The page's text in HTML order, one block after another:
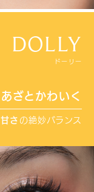
DOLLY
ドーリー
あざとかわいく
甘さ の絶妙バランス